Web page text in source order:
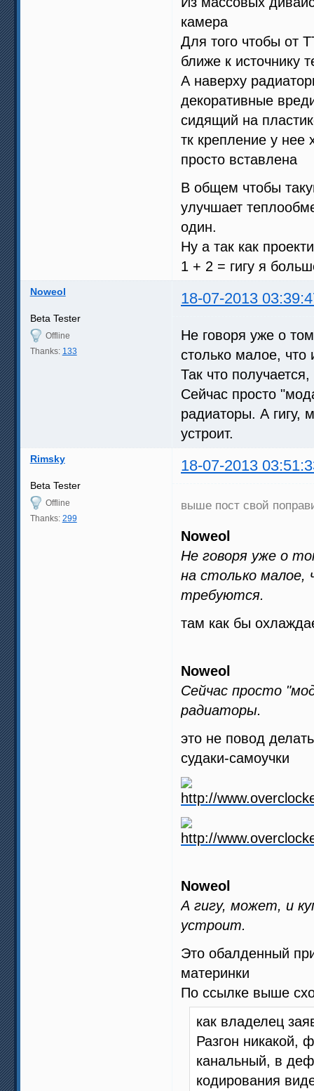
камера
Для того чтобы от
ближе к источнику
А наверху
декоративные
сидящий на
тк крепление у
просто вставлена
В общем чтобы
улучшает
один.
Ну а так как
1 + 2 = гигу я
Noweol 18-07-2013
Beta Tester
Offline
Thanks: 133
Не говоря уже о
столько малое,
Так что
Сейчас просто
радиаторы. А гигу,
устроит.
Rimsky 18-07-2013
Beta Tester
Offline
Thanks: 299
выше пост свой
Noweol
Не говоря уже о
на столько малое,
требуются.
там как бы
Noweol
Сейчас просто
радиаторы.
это не повод
судаки-самоучки
Noweol
А гигу, может, и
устроит.
Это обалденный
материнки
По ссылке выше
как владелец
Разгон никакой,
канальный, в
кодирования